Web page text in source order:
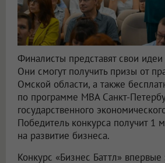
Финалисты представят свои
Они смогут получить призы от
Омской области, а также
по программе MBA Санкт-
государственного
Победитель конкурса получит 1
на развитие бизнеса.
Конкурс «Бизнес Баттл» впервые